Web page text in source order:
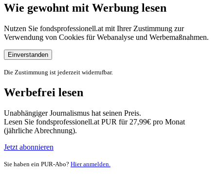
Wie gewohnt mit Werbung lesen
Nutzen Sie fondsprofessionell.at mit Ihrer Zustimmung zur
Verwendung von Cookies für Webanalyse und Werbemaßnahmen.
Einverstanden
Die Zustimmung ist jederzeit widerrufbar.
Werbefrei lesen
Unabhängiger Journalismus hat seinen Preis.
Lesen Sie fondsprofessionell.at PUR für 27,99€ pro Monat
(jährliche Abrechnung).
Jetzt abonnieren
Sie haben ein PUR-Abo? Hier anmelden.